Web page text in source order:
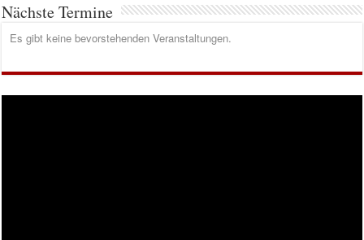
Nächste Termine
Es gibt keine bevorstehenden Veranstaltungen.